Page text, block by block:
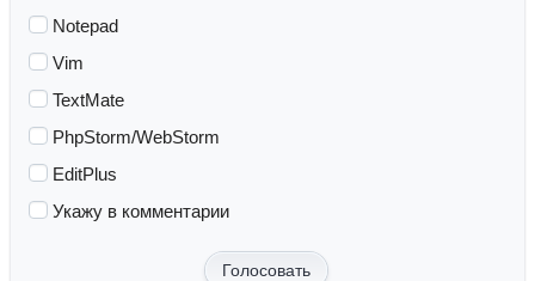
Notepad
Vim
TextMate
PhpStorm/WebStorm
EditPlus
Укажу в комментарии
Голосовать